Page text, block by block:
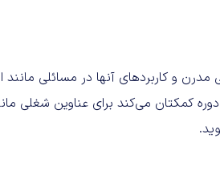
مدرن و کاربردهای آنها در مسائلی
کمکتان می‌کند برای عناوین شغلی